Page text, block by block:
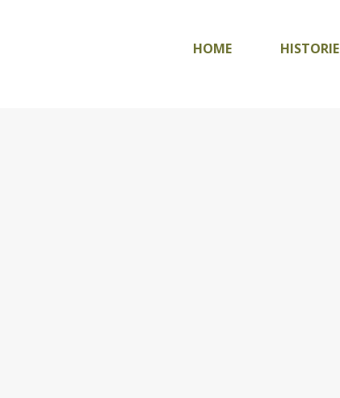
HOME HISTORIE